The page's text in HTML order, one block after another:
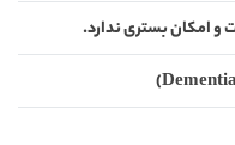
و امکان بستری ندارد.